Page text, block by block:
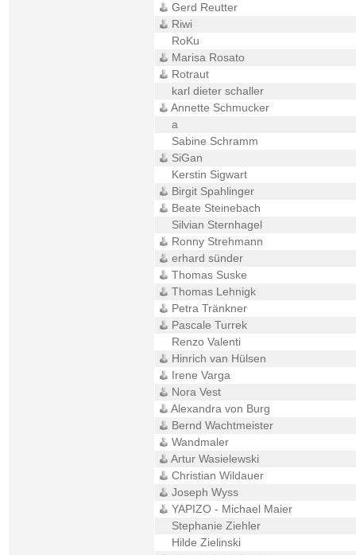
Gerd Reutter
Riwi
RoKu
Marisa Rosato
Rotraut
karl dieter schaller
Annette Schmucker
a
Sabine Schramm
SiGan
Kerstin Sigwart
Birgit Spahlinger
Beate Steinebach
Silvian Sternhagel
Ronny Strehmann
erhard sünder
Thomas Suske
Thomas Lehnigk
Petra Tränkner
Pascale Turrek
Renzo Valenti
Hinrich van Hülsen
Irene Varga
Nora Vest
Alexandra von Burg
Bernd Wachtmeister
Wandmaler
Artur Wasielewski
Christian Wildauer
Joseph Wyss
YAPIZO - Michael Maier
Stephanie Ziehler
Hilde Zielinski